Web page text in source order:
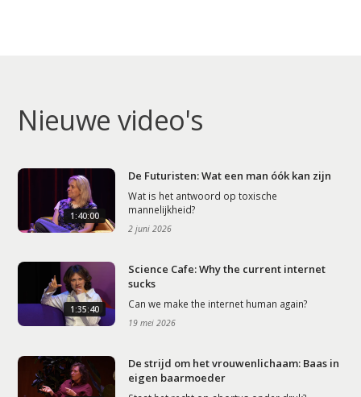
Nieuwe video's
1:40:00
De Futuristen: Wat een man óók kan zijn
Wat is het antwoord op toxische
mannelijkheid?
2 juni 2026
1:35:40
Science Cafe: Why the current internet
sucks
Can we make the internet human again?
19 mei 2026
De strijd om het vrouwenlichaam: Baas in
eigen baarmoeder